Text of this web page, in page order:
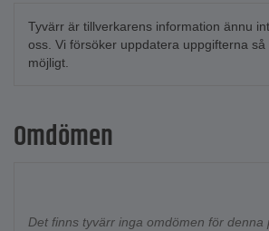
Tyvärr är tillverkarens information ännu
oss. Vi försöker uppdatera uppgifterna så
möjligt.
Omdömen
Det finns tyvärr inga omdömen för denna